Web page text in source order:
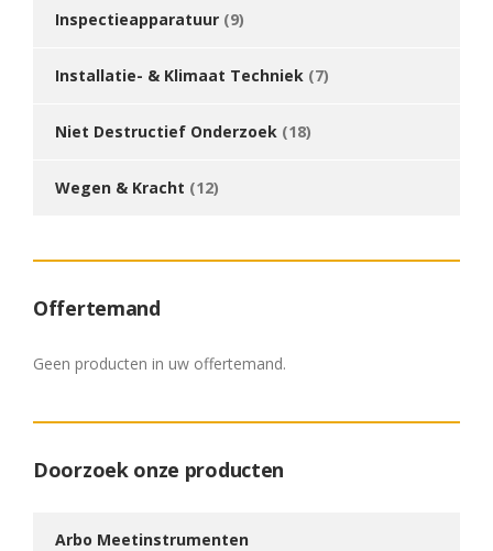
Inspectieapparatuur (9)
Installatie- & Klimaat Techniek (7)
Niet Destructief Onderzoek (18)
Wegen & Kracht (12)
Offertemand
Geen producten in uw offertemand.
Doorzoek onze producten
Arbo Meetinstrumenten